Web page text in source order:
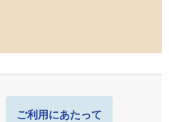
ご利用にあたって